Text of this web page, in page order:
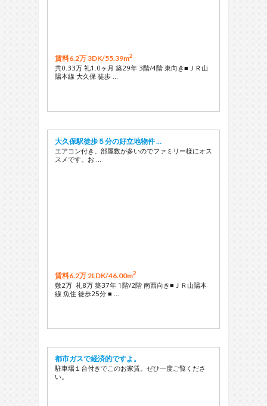
賃料6.2万 3DK/55.39m2
共0.33万 礼1.0ヶ月 築29年 3階/4階 東向き■ＪＲ山
陽本線 大久保 徒歩 …
大久保駅徒歩５分の好立地物件 …
エアコン付き。部屋数が多いのでファミリー様にオス
スメです。お …
賃料6.2万 2LDK/46.00m2
敷2万 礼8万 築37年 1階/2階 南西向き■ＪＲ山陽本
線 魚住 徒歩25分 ■ …
都市ガスで経済的ですよ。
駐車場１台付きでこのお家賃。ぜひ一度ご覧くださ
い。